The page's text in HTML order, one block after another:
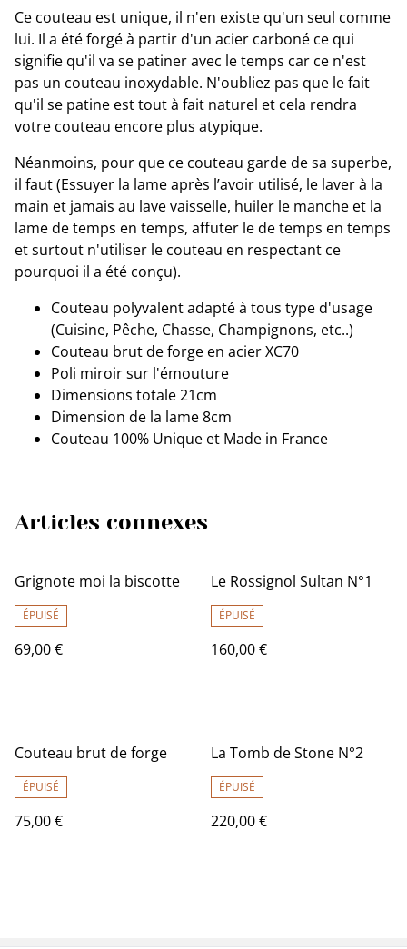
Ce couteau est unique, il n'en existe qu'un seul comme
lui. Il a été forgé à partir d'un acier carboné ce qui
signifie qu'il va se patiner avec le temps car ce n'est
pas un couteau inoxydable. N'oubliez pas que le fait
qu'il se patine est tout à fait naturel et cela rendra
votre couteau encore plus atypique.
Néanmoins, pour que ce couteau garde de sa superbe,
il faut (Essuyer la lame après l’avoir utilisé, le laver à la
main et jamais au lave vaisselle, huiler le manche et la
lame de temps en temps, affuter le de temps en temps
et surtout n'utiliser le couteau en respectant ce
pourquoi il a été conçu).
Couteau polyvalent adapté à tous type d'usage
(Cuisine, Pêche, Chasse, Champignons, etc..)
Couteau brut de forge en acier XC70
Poli miroir sur l'émouture
Dimensions totale 21cm
Dimension de la lame 8cm
Couteau 100% Unique et Made in France
Articles connexes
Grignote moi la biscotte
ÉPUISÉ
69,00 €
Le Rossignol Sultan N°1
ÉPUISÉ
160,00 €
Couteau brut de forge
ÉPUISÉ
75,00 €
La Tomb de Stone N°2
ÉPUISÉ
220,00 €